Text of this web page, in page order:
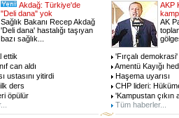
Akdağ: Türkiye'de
"Deli dana" yok
Sağlık Bakanı Recep Akdağ
'Deli dana' hastalığı taşıyan
bazı sağlık
ettik
can aldı
ustasını yitirdi
ders
öpülür
AKP
AK
'Fırçalı demokrasi'
Amentü Kayığı
Haşema uyarısı
CHP lideri:
'Kampustan çıkın
Tüm haberler...